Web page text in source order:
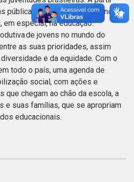
públicas podem ser criadas nos
especial, na educação.
de jovens no mundo do
as suas prioridades, assim
e da equidade. Com o
todo o país, uma agenda de
social, com ações e
que chegam ao chão da escola, a
e suas famílias, que se apropriam
educacionais.